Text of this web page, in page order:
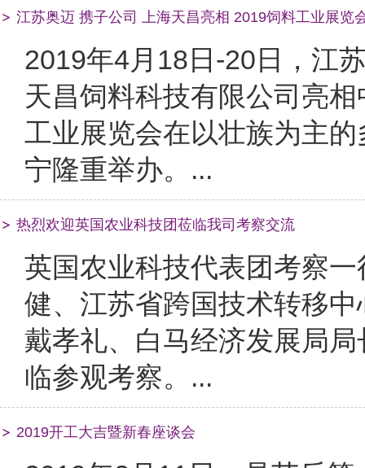
江苏奥迈 携子公司 上海天昌亮相 2019饲料工业展览
2019年4月18日-20日，江
天昌饲料科技有限公司亮
工业展览会在以壮族为主
宁隆重举办。...
热烈欢迎英国农业科技团莅临我司考察交流
英国农业科技代表团考察
健、江苏省跨国技术转移
戴孝礼、白马经济发展局
临参观考察。...
2019开工大吉暨新春座谈会